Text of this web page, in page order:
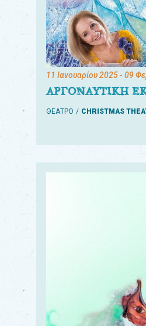
11 Ιανουαρίου 2025- 09
ΑΡΓΟΝΑΥΤΙΚΗ
ΘΕΑΤΡΟ CHRISTMAS